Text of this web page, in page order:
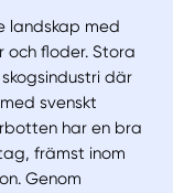
landskap med
och floder. Stora
där
svenskt
har en bra
främst inom
Genom